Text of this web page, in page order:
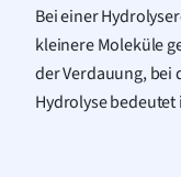
Bei einer
kleinere Moleküle
der Verdauung, bei
Hydrolyse